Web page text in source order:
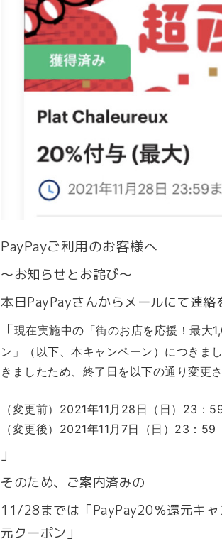
PayPayご利用のお客様へ
〜お知らせとお詫び〜
本日PayPayさんからメールにて連絡
「現在実施中の「街のお店を応援！最大
ン」（以下、本キャンペーン）につき ま
きましたため、終了日 を以下の通り変更
（変更前）2021年11月28日（日）23：
（変更後）2021年11月7日（日）23：
」
そのため、ご案内済みの
11/28までは「PayPay20％還元キ
元クーポン」